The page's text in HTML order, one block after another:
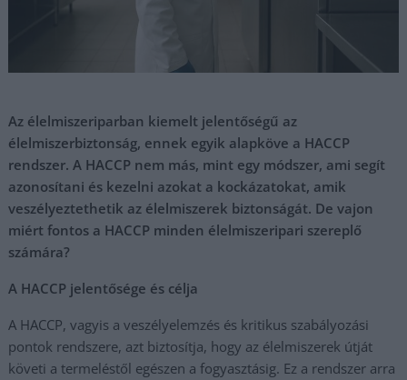
Az élelmiszeriparban kiemelt jelentőségű az
élelmiszerbiztonság, ennek egyik alapköve a HACCP
rendszer. A HACCP nem más, mint egy módszer, ami segít
azonosítani és kezelni azokat a kockázatokat, amik
veszélyeztethetik az élelmiszerek biztonságát. De vajon
miért fontos a HACCP minden élelmiszeripari szereplő
számára?
A HACCP jelentősége és célja
A HACCP, vagyis a veszélyelemzés és kritikus szabályozási
pontok rendszere, azt biztosítja, hogy az élelmiszerek útját
követi a termeléstől egészen a fogyasztásig. Ez a rendszer arra